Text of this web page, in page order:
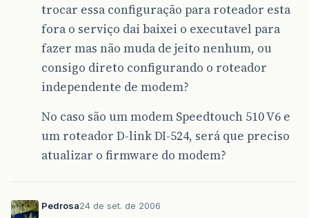
trocar essa configuração para roteador esta
fora o serviço dai baixei o executavel para
fazer mas não muda de jeito nenhum, ou
consigo direto configurando o roteador
independente de modem?
No caso são um modem Speedtouch 510 V6 e
um roteador D-link DI-524, será que preciso
atualizar o firmware do modem?
Pedrosa24 de set. de 2006